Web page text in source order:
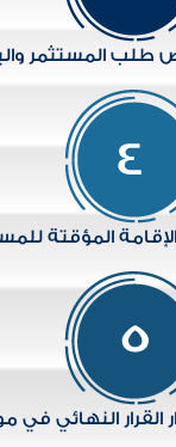
طلب المستثمر
المؤقتة
القرار النهائي في